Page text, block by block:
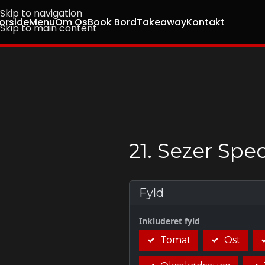
Skip to navigation
Skip to main content
MenuOm OsBook BordTakeawayKontakt
21. Sezer